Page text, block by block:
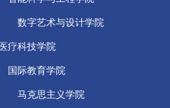
数字艺术与设计学院
疗科技学院
国际教育学院
马克思主义学院